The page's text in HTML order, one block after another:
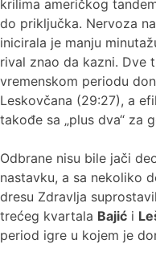
krilima američkog
do priključka. Nervoza
inicirala je manju
rival znao da kazni. Dve
vremenskom periodu
Leskovčana (29:27), a
takođe sa „plus dva“ za
Odbrane nisu bile jači
nastavku, a sa nekoliko
dresu Zdravlja
trećeg kvartala Bajić i
period igre u kojem je